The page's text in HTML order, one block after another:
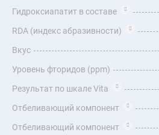
Гидроксиапатит в составе
RDA (индекс абразивности)
Вкус
Уровень фторидов (ppm)
Результат по шкале Vita
Отбеливающий компонент
Отбеливающий компонент